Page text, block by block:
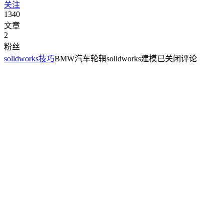
关注
1340
文章
2
粉丝
solidworks技巧BMW汽车轮辋solidworks建模已关闭评论